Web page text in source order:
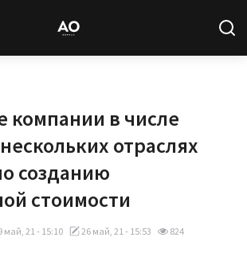
компании в числе
отраслях
созданию
стоимости
май, 21 - 15:10 26 май, 21 - 15:53 824